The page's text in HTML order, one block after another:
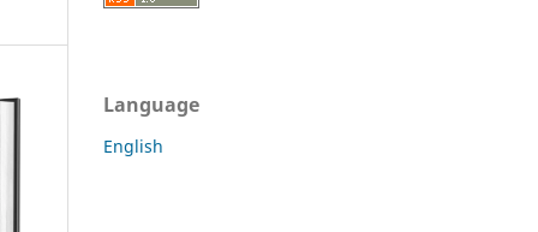
Language
English